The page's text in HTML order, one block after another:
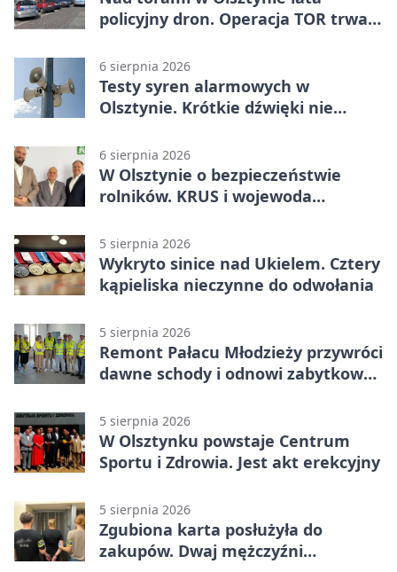
policyjny dron. Operacja TOR trwa
6 sierpnia 2026
Testy syren alarmowych w
Olsztynie. Krótkie dźwięki nie
6 sierpnia 2026
W Olsztynie o bezpieczeństwie
rolników. KRUS i wojewoda
5 sierpnia 2026
Wykryto sinice nad Ukielem. Cztery
kąpieliska nieczynne do odwołania
5 sierpnia 2026
Remont Pałacu Młodzieży przywróci
dawne schody i odnowi zabytkowy
5 sierpnia 2026
W Olsztynku powstaje Centrum
Sportu i Zdrowia. Jest akt erekcyjny
5 sierpnia 2026
Zgubiona karta posłużyła do
zakupów. Dwaj mężczyźni